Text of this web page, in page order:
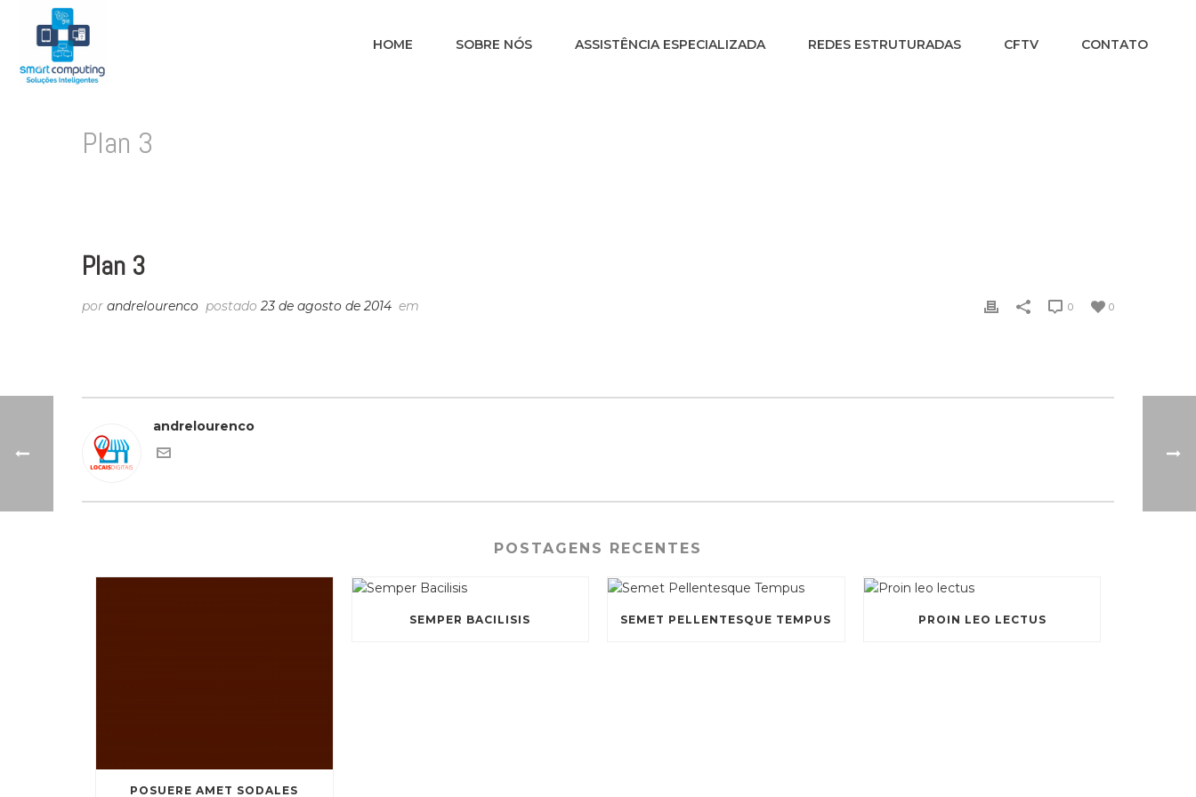
HOME SOBRE NÓS ASSISTÊNCIA ESPECIALIZADA REDES ESTRUTURADAS CFTV CONTATO
Plan 3
Plan 3
por andrelourenco postado 23 de agosto de 2014 em 0
0
andrelourenco
POSTAGENS RECENTES
POSUERE AMET SODALES
SEMPER BACILISIS SEMET PELLENTESQUE TEMPUS PROIN LEO LECTUS